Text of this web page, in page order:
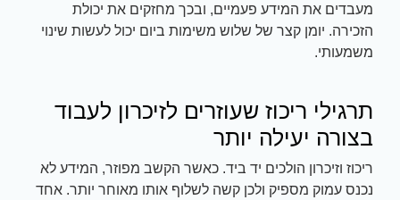
מעבדים את המידע פעמיים, ובכך מחזקים את יכולת
הזכירה. יומן קצר של שלוש משימות ביום יכול לעשות שינוי
משמעותי.
תרגילי ריכוז שעוזרים לזיכרון לעבוד
בצורה יעילה יותר
ריכוז וזיכרון הולכים יד ביד. כאשר הקשב מפוזר, המידע לא
נכנס עמוק מספיק ולכן קשה לשלוף אותו מאוחר יותר. אחד